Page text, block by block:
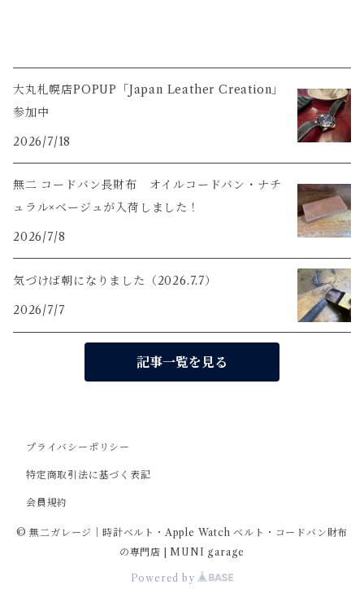
大丸札幌店POPUP「Japan Leather Creation」
参加中
2026/7/18
無二 コードバン長財布 オイルコードバン・ナチ
ュラル×ベージュが入荷しました！
2026/7/8
気づけば朝になりました（2026.7.7）
2026/7/7
記事一覧を見る
プライバシーポリシー
特定商取引法に基づく表記
会員規約
© 無二ガレージ｜時計ベルト・Apple Watch ベルト・コードバン財布
の専門店 | MUNI garage
Powered by